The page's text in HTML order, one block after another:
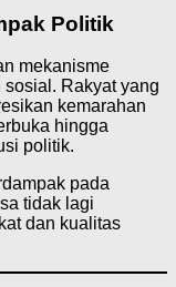
Politik
mekanisme
Rakyat yang
kemarahan
hingga
politik.
pada
tidak lagi
dan kualitas